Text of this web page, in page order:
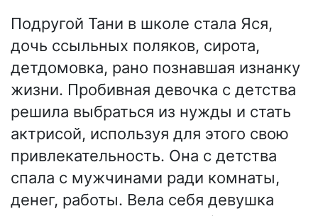
Подругой Тани в школе стала Яся,
дочь ссыльных поляков, сирота,
детдомовка, рано познавшая изнанку
жизни. Пробивная девочка с детства
решила выбраться из нужды и стать
актрисой, используя для этого свою
привлекательность. Она с детства
спала с мужчинами ради комнаты,
денег, работы. Вела себя девушка